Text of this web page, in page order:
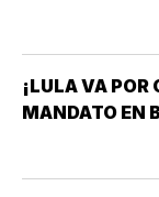
¡LULA VA POR
MANDATO EN